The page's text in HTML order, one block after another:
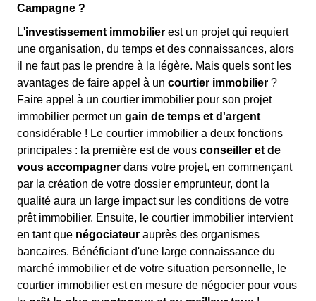
Campagne ?
L'investissement immobilier est un projet qui requiert
une organisation, du temps et des connaissances, alors
il ne faut pas le prendre à la légère. Mais quels sont les
avantages de faire appel à un courtier immobilier ?
Faire appel à un courtier immobilier pour son projet
immobilier permet un gain de temps et d'argent
considérable ! Le courtier immobilier a deux fonctions
principales : la première est de vous conseiller et de
vous accompagner dans votre projet, en commençant
par la création de votre dossier emprunteur, dont la
qualité aura un large impact sur les conditions de votre
prêt immobilier. Ensuite, le courtier immobilier intervient
en tant que négociateur auprès des organismes
bancaires. Bénéficiant d'une large connaissance du
marché immobilier et de votre situation personnelle, le
courtier immobilier est en mesure de négocier pour vous